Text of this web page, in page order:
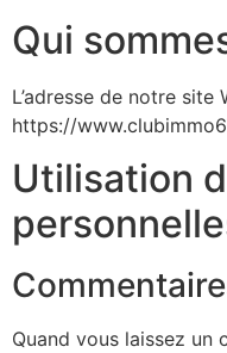
Qui
L’adresse de notre site
https://
Utilisation
Quand vous laissez un